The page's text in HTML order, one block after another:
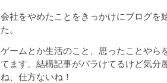
会社をやめたことをきっかけにブログを
た。
ゲームとか生活のこと、思ったことやら
てます。結構記事がバラけてるけど気分
ね、仕方ないね！